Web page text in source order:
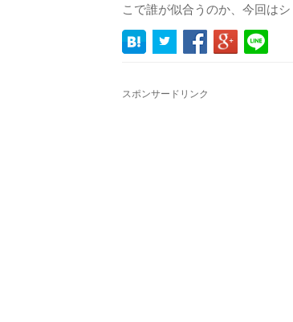
こで誰が似合うのか、今回は
スポンサードリンク